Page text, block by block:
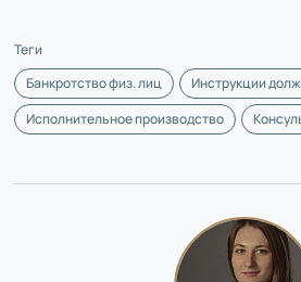
Теги
Банкротство физ. лиц
Инструкции
Исполнительное производство